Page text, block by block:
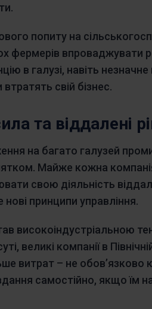
попиту на
фермерів впроваджувати
в галузі, навіть
свій бізнес.
та віддалені
на багато галузей
Майже кожна
свою діяльність
принципи управління.
високоіндустріальною
великі компанії в
витрат – не обов’язково
самостійно, якщо їм